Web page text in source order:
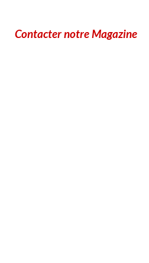
Contacter notre Magazine